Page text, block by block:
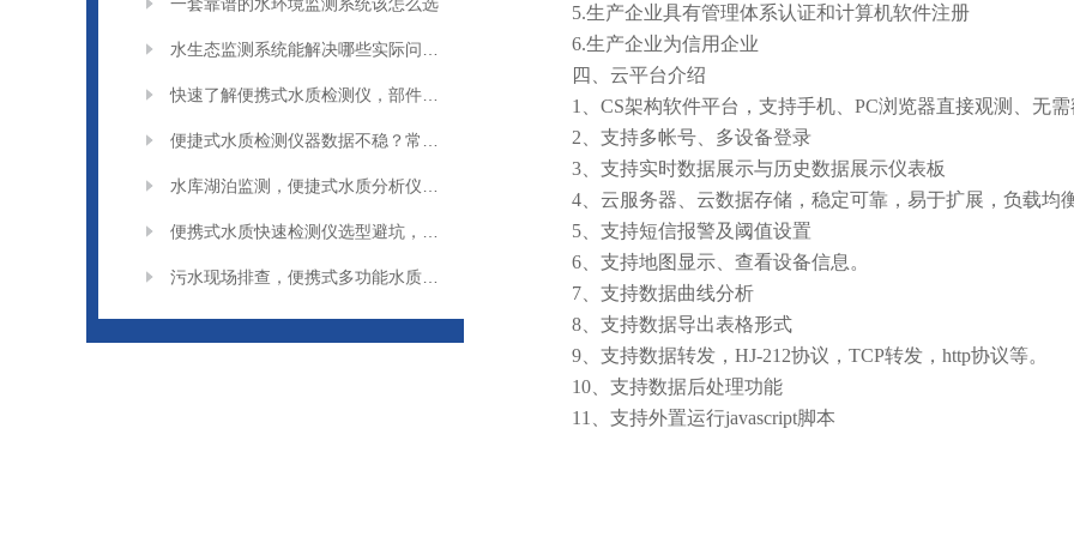
5.生产企业具有管理体系认证和计算机软件注册
6.生产企业为信用企业
四、云平台介绍
1、CS架构软件平台，支持手机、PC浏览器直接观测、无需
2、支持多帐号、多设备登录
3、支持实时数据展示与历史数据展示仪表板
4、云服务器、云数据存储，稳定可靠，易于扩展，负载均衡
5、支持短信报警及阈值设置
6、支持地图显示、查看设备信息。
7、支持数据曲线分析
8、支持数据导出表格形式
9、支持数据转发，HJ-212协议，TCP转发，http协议等。
10、支持数据后处理功能
11、支持外置运行javascript脚本